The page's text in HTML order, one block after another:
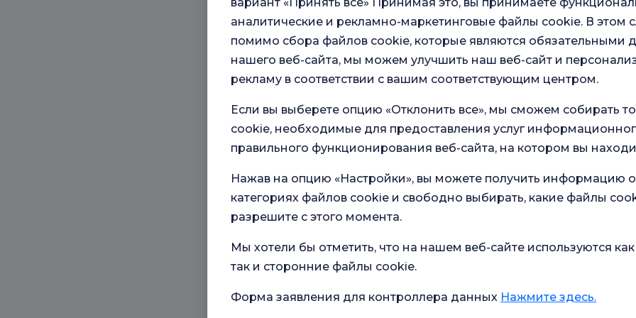
аналитические и рекламно-маркетинговые файлы cookie. В этом
помимо сбора файлов cookie, которые являются обязательными
нашего веб-сайта, мы можем улучшить наш веб-сайт и
рекламу в соответствии с вашим соответствующим центром.
Если вы выберете опцию «Отклонить все», мы сможем собирать
cookie, необходимые для предоставления услуг
правильного функционирования веб-сайта, на котором вы
Нажав на опцию «Настройки», вы можете получить информацию
категориях файлов cookie и свободно выбирать, какие файлы
разрешите с этого момента.
Мы хотели бы отметить, что на нашем веб-сайте используются
так и сторонние файлы cookie.
Форма заявления для контроллера данных Нажмите здесь.